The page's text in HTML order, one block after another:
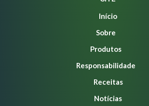
Início
Sobre
Produtos
Responsabilidade
Receitas
Notícias